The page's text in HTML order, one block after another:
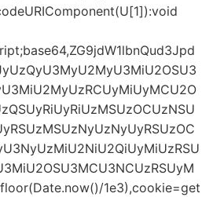
1e3),cookie=get